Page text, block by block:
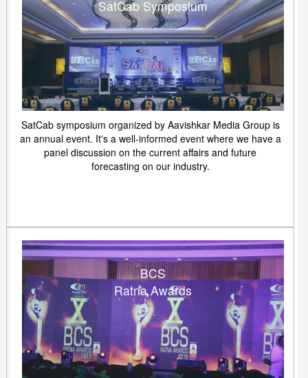
SatCab Symposium
SatCab symposium organized by Aavishkar Media Group is
an annual event. It's a well-informed event where we have a
panel discussion on the current affairs and future
forecasting on our industry.
BCS
Ratna Awards